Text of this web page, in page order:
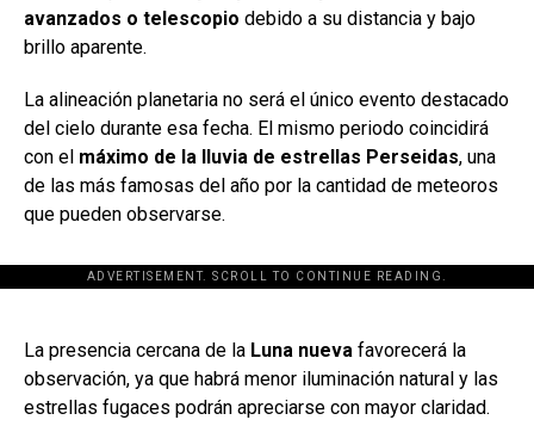
avanzados o telescopio debido a su distancia y bajo
brillo aparente.
La alineación planetaria no será el único evento destacado
del cielo durante esa fecha. El mismo periodo coincidirá
con el máximo de la lluvia de estrellas Perseidas, una
de las más famosas del año por la cantidad de meteoros
que pueden observarse.
ADVERTISEMENT. SCROLL TO CONTINUE READING.
[adsforwp id="243463"]
La presencia cercana de la Luna nueva favorecerá la
observación, ya que habrá menor iluminación natural y las
estrellas fugaces podrán apreciarse con mayor claridad.